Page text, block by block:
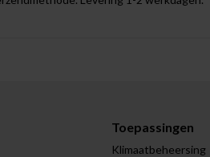
Toepassingen
Klimaatbeheersing